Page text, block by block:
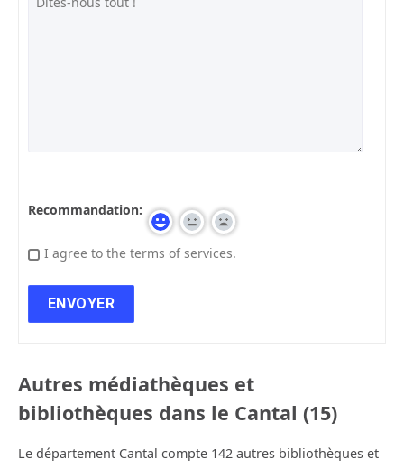
Recommandation:
I agree to the terms of services.
Autres médiathèques et
bibliothèques dans le Cantal (15)
Le département Cantal compte 142 autres bibliothèques et